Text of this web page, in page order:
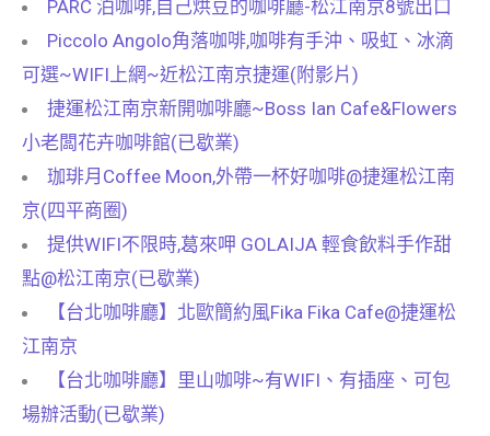
PARC 泊咖啡,自己烘豆的咖啡廳-松江南京8號出口
Piccolo Angolo角落咖啡,咖啡有手沖、吸虹、冰滴
可選~WIFI上網~近松江南京捷運(附影片)
捷運松江南京新開咖啡廳~Boss Ian Cafe&Flowers
小老闆花卉咖啡館(已歇業)
珈琲月Coffee Moon,外帶一杯好咖啡@捷運松江南
京(四平商圈)
提供WIFI不限時,葛來呷 GOLAIJA 輕食飲料手作甜
點@松江南京(已歇業)
【台北咖啡廳】北歐簡約風Fika Fika Cafe@捷運松
江南京
【台北咖啡廳】里山咖啡~有WIFI、有插座、可包
場辦活動(已歇業)